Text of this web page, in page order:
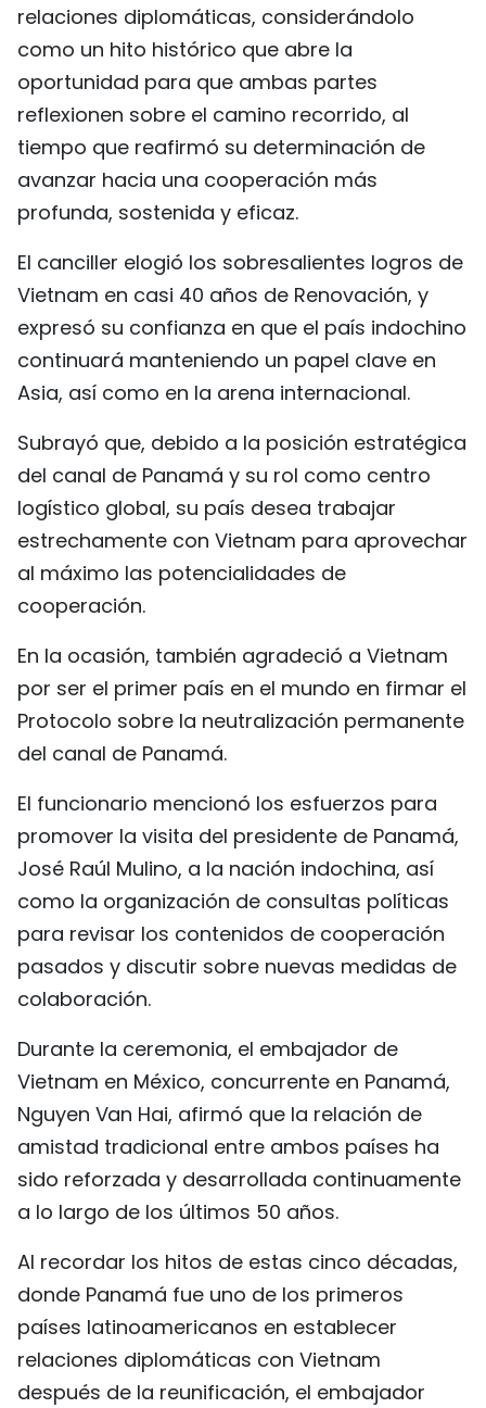
relaciones diplomáticas, considerándolo
como un hito histórico que abre la
oportunidad para que ambas partes
reflexionen sobre el camino recorrido, al
tiempo que reafirmó su determinación de
avanzar hacia una cooperación más
profunda, sostenida y eficaz.
El canciller elogió los sobresalientes logros de
Vietnam en casi 40 años de Renovación, y
expresó su confianza en que el país indochino
continuará manteniendo un papel clave en
Asia, así como en la arena internacional.
Subrayó que, debido a la posición estratégica
del canal de Panamá y su rol como centro
logístico global, su país desea trabajar
estrechamente con Vietnam para aprovechar
al máximo las potencialidades de
cooperación.
En la ocasión, también agradeció a Vietnam
por ser el primer país en el mundo en firmar el
Protocolo sobre la neutralización permanente
del canal de Panamá.
El funcionario mencionó los esfuerzos para
promover la visita del presidente de Panamá,
José Raúl Mulino, a la nación indochina, así
como la organización de consultas políticas
para revisar los contenidos de cooperación
pasados y discutir sobre nuevas medidas de
colaboración.
Durante la ceremonia, el embajador de
Vietnam en México, concurrente en Panamá,
Nguyen Van Hai, afirmó que la relación de
amistad tradicional entre ambos países ha
sido reforzada y desarrollada continuamente
a lo largo de los últimos 50 años.
Al recordar los hitos de estas cinco décadas,
donde Panamá fue uno de los primeros
países latinoamericanos en establecer
relaciones diplomáticas con Vietnam
después de la reunificación, el embajador